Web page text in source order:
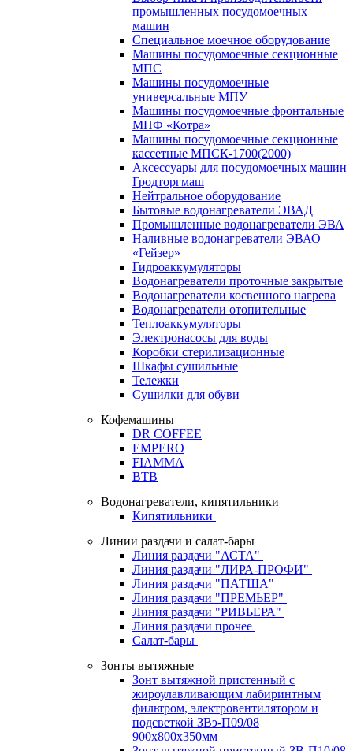
промышленных посудомоечных
машин
Специальное моечное оборудование
Машины посудомоечные секционные
МПС
Машины посудомоечные
универсальные МПУ
Машины посудомоечные фронтальные
МПФ «Котра»
Машины посудомоечные секционные
кассетные МПСК-1700(2000)
Аксессуары для посудомоечных машин
Гродторгмаш
Нейтральное оборудование
Бытовые водонагреватели ЭВАД
Промышленные водонагреватели ЭВА
Наливные водонагреватели ЭВАО
«Гейзер»
Гидроаккумуляторы
Водонагреватели проточные закрытые
Водонагреватели косвенного нагрева
Водонагреватели отопительные
Теплоаккумуляторы
Электронасосы для воды
Коробки стерилизационные
Шкафы сушильные
Тележки
Сушилки для обуви
Кофемашины
DR COFFEE
EMPERO
FIAMMA
BTB
Водонагреватели, кипятильники
Кипятильники
Линии раздачи и салат-бары
Линия раздачи "АСТА"
Линия раздачи "ЛИРА-ПРОФИ"
Линия раздачи "ПАТША"
Линия раздачи "ПРЕМЬЕР"
Линия раздачи "РИВЬЕРА"
Линия раздачи прочее
Салат-бары
Зонты вытяжные
Зонт вытяжной пристенный с
жироулавливающим лабиринтным
фильтром, электровентилятором и
подсветкой ЗВэ-П09/08
900х800х350мм